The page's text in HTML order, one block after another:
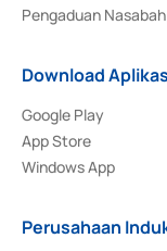
Pengaduan Nasabah
Download
Google Play
App Store
Windows App
Perusahaan